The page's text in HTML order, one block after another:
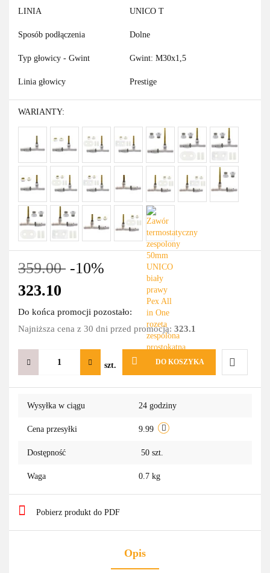
LINIA UNICO T
Sposób podłączenia Dolne
Typ głowicy - Gwint Gwint: M30x1,5
Linia głowicy Prestige
WARIANTY:
359.00 -10%
323.10
Do końca promocji pozostało:
Najniższa cena z 30 dni przed promocją: 323.1
szt. DO KOSZYKA
Do
Wysyłka w ciągu 24 godziny
Cena przesyłki 9.99
Dostępność 50 szt.
Waga 0.7 kg
Pobierz produkt do PDF
Opis